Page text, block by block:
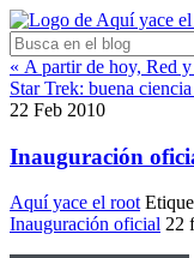
« A partir de hoy, Red
Star Trek: buena
22 Feb 2010
Inauguración
Aquí yace el root
Inauguración oficial 22